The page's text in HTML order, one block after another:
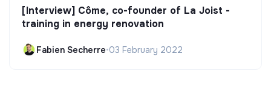
[Interview] Côme, co-founder of La Joist -
training in energy renovation
Fabien Secherre•03 February 2022